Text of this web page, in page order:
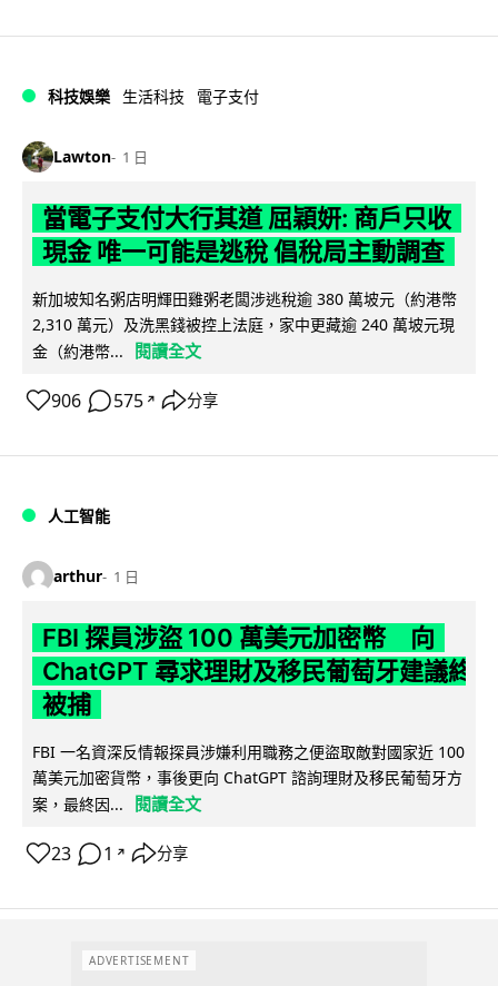
科技娛樂 生活科技 電子支付
Lawton 1 日
當電子支付大行其道 屈穎妍: 商戶只收
現金 唯一可能是逃稅 倡稅局主動調查
新加坡知名粥店明輝田雞粥老闆涉逃稅逾 380 萬坡元（約港幣
2,310 萬元）及洗黑錢被控上法庭，家中更藏逾 240 萬坡元現
金（約港幣...
閱讀全文
906 575 ↗ 分享
人工智能
arthur 1 日
FBI 探員涉盜 100 萬美元加密幣 向
ChatGPT 尋求理財及移民葡萄牙建議終
被捕
FBI 一名資深反情報探員涉嫌利用職務之便盜取敵對國家近 100
萬美元加密貨幣，事後更向 ChatGPT 諮詢理財及移民葡萄牙方
案，最終因...
閱讀全文
23 1 ↗ 分享
ADVERTISEMENT